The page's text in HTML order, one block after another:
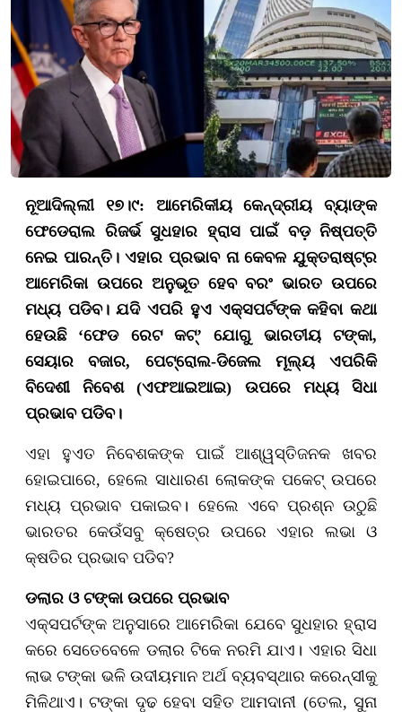
ନୂଆଦିଲ୍ଲୀ ୧୭।୯: ଆମେରିକୀୟ କେନ୍ଦ୍ରୀୟ ବ୍ୟାଙ୍କ
ଫେଡେରାଲ ରିଜର୍ଭ ସୁଧହାର ହ୍ରାସ ପାଇଁ ବଡ଼ ନିଷ୍ପତ୍ତି
ନେଇ ପାରନ୍ତି। ଏହାର ପ୍ରଭାବ ନା କେବଳ ଯୁକ୍ତରାଷ୍ଟ୍ର
ଆମେରିକା ଉପରେ ଅନୁଭୂତ ହେବ ବରଂ ଭାରତ ଉପରେ
ମଧ୍ୟ ପଡିବ। ଯଦି ଏପରି ହୁଏ ଏକ୍ସପର୍ଟଙ୍କ କହିବା କଥା
ହେଉଛି ‘ଫେଡ ରେଟ କଟ୍’ ଯୋଗୁ ଭାରତୀୟ ଟଙ୍କା,
ସେୟାର ବଜାର, ପେଟ୍ରୋଲ-ଡିଜେଲ ମୂଲ୍ୟ ଏପରିକି
ବିଦେଶୀ ନିବେଶ (ଏଫଆଇଆଇ) ଉପରେ ମଧ୍ୟ ସିଧା
ପ୍ରଭାବ ପଡିବ।
ଏହା ହୁଏତ ନିବେଶକଙ୍କ ପାଇଁ ଆଶ୍ୱସ୍ତିଜନକ ଖବର
ହୋଇପାରେ, ହେଲେ ସାଧାରଣ ଲୋକଙ୍କ ପକେଟ୍ ଉପରେ
ମଧ୍ୟ ପ୍ରଭାବ ପକାଇବ। ହେଲେ ଏବେ ପ୍ରଶ୍ନ ଉଠୁଛି
ଭାରତର କେଉଁସବୁ କ୍ଷେତ୍ର ଉପରେ ଏହାର ଲଭା ଓ
କ୍ଷତିର ପ୍ରଭାବ ପଡିବ?
ଡଲାର ଓ ଟଙ୍କା ଉପରେ ପ୍ରଭାବ
ଏକ୍ସପର୍ଟଙ୍କ ଅନୁସାରେ ଆମେରିକା ଯେବେ ସୁଧହାର ହ୍ରାସ
କରେ ସେତେବେଳେ ଡଲାର ଟିକେ ନରମି ଯାଏ। ଏହାର ସିଧା
ଲାଭ ଟଙ୍କା ଭଳି ଉଦୀୟମାନ ଅର୍ଥ ବ୍ୟବସ୍ଥାର କରେନ୍ସୀକୁ
ମିଳିଥାଏ। ଟଙ୍କା ଦୃଢ ହେବା ସହିତ ଆମଦାନୀ (ତେଲ, ସୁନା